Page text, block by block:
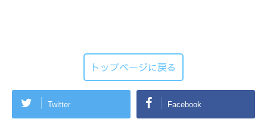
トップページに戻る
Twitter Facebook